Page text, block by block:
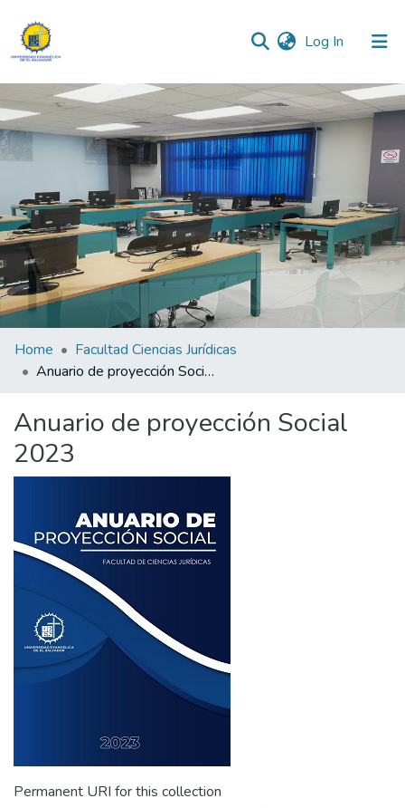
Log In (current)
Communities & Collections
All of DSpace
Home
Facultad Ciencias Jurídicas
Anuario de proyección Social 2023
Anuario de proyección Social
2023
Permanent URI for this collection